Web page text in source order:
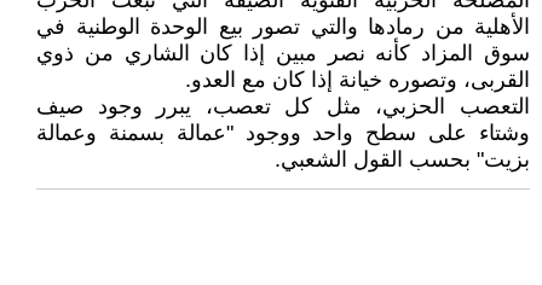
الأهلية من رمادها والتي تصور بيع الوحدة الوطنية في
سوق المزاد كأنه نصر مبين إذا كان الشاري من ذوي
القربى، وتصوره خيانة إذا كان مع العدو.
التعصب الحزبي، مثل كل تعصب، يبرر وجود صيف
وشتاء على سطح واحد ووجود "عمالة بسمنة وعمالة
بزيت" بحسب القول الشعبي.